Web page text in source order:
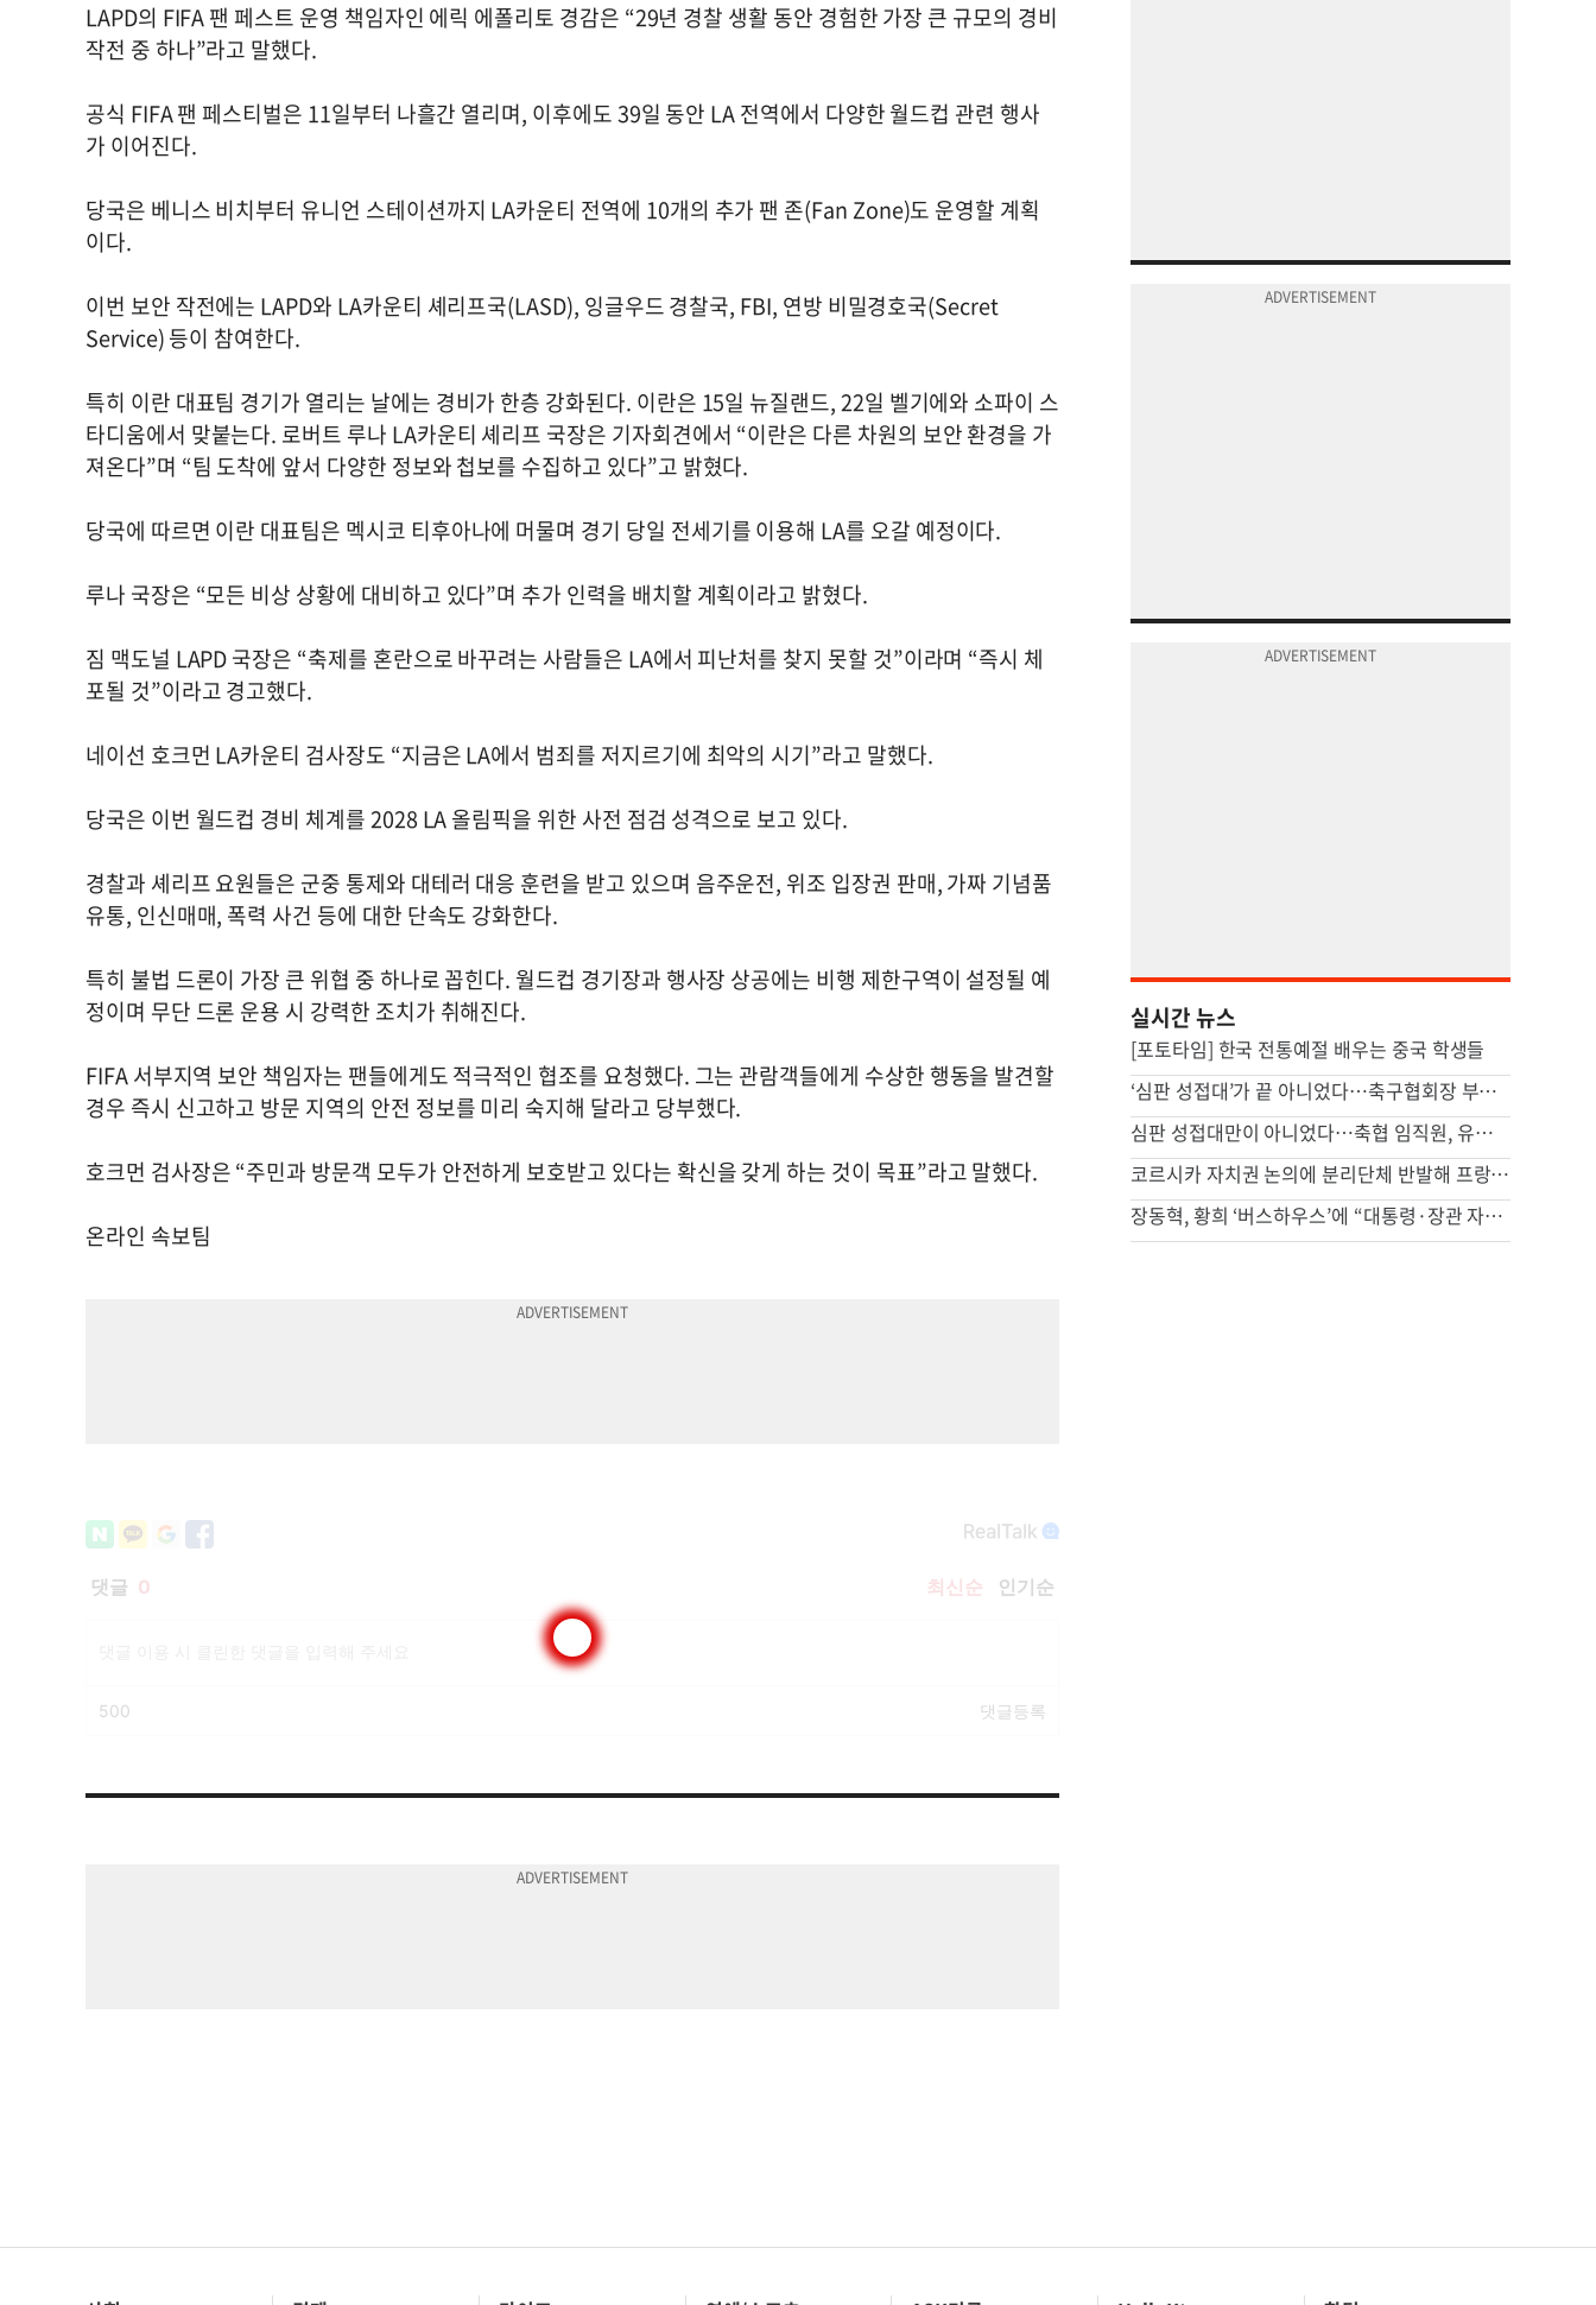
LAPD의 FIFA 팬 페스트 운영 책임자인 에릭 에폴리토 경감은 “29년 경찰 생활 동안 경험한 가장 큰 규모의 경비
작전 중 하나”라고 말했다.
공식 FIFA 팬 페스티벌은 11일부터 나흘간 열리며, 이후에도 39일 동안 LA 전역에서 다양한 월드컵 관련 행사
가 이어진다.
당국은 베니스 비치부터 유니언 스테이션까지 LA카운티 전역에 10개의 추가 팬 존(Fan Zone)도 운영할 계획
이다.
이번 보안 작전에는 LAPD와 LA카운티 셰리프국(LASD), 잉글우드 경찰국, FBI, 연방 비밀경호국(Secret
Service) 등이 참여한다.
특히 이란 대표팀 경기가 열리는 날에는 경비가 한층 강화된다. 이란은 15일 뉴질랜드, 22일 벨기에와 소파이 스
타디움에서 맞붙는다. 로버트 루나 LA카운티 셰리프 국장은 기자회견에서 “이란은 다른 차원의 보안 환경을 가
져온다”며 “팀 도착에 앞서 다양한 정보와 첩보를 수집하고 있다”고 밝혔다.
당국에 따르면 이란 대표팀은 멕시코 티후아나에 머물며 경기 당일 전세기를 이용해 LA를 오갈 예정이다.
루나 국장은 “모든 비상 상황에 대비하고 있다”며 추가 인력을 배치할 계획이라고 밝혔다.
짐 맥도널 LAPD 국장은 “축제를 혼란으로 바꾸려는 사람들은 LA에서 피난처를 찾지 못할 것”이라며 “즉시 체
포될 것”이라고 경고했다.
네이선 호크먼 LA카운티 검사장도 “지금은 LA에서 범죄를 저지르기에 최악의 시기”라고 말했다.
당국은 이번 월드컵 경비 체계를 2028 LA 올림픽을 위한 사전 점검 성격으로 보고 있다.
경찰과 셰리프 요원들은 군중 통제와 대테러 대응 훈련을 받고 있으며 음주운전, 위조 입장권 판매, 가짜 기념품
유통, 인신매매, 폭력 사건 등에 대한 단속도 강화한다.
특히 불법 드론이 가장 큰 위협 중 하나로 꼽힌다. 월드컵 경기장과 행사장 상공에는 비행 제한구역이 설정될 예
정이며 무단 드론 운용 시 강력한 조치가 취해진다.
FIFA 서부지역 보안 책임자는 팬들에게도 적극적인 협조를 요청했다. 그는 관람객들에게 수상한 행동을 발견할
경우 즉시 신고하고 방문 지역의 안전 정보를 미리 숙지해 달라고 당부했다.
호크먼 검사장은 “주민과 방문객 모두가 안전하게 보호받고 있다는 확신을 갖게 하는 것이 목표”라고 말했다.
온라인 속보팀
실시간 뉴스
[포토타임] 한국 전통예절 배우는 중국 학생들
‘심판 성접대’가 끝 아니었다…축구협회장 부인 해외출장에 법카 2억 ‘펑펑’
심판 성접대만이 아니었다…축협 임직원, 유흥·골프에 2억 펑펑
코르시카 자치권 논의에 분리단체 반발해 프랑스 본토인 위협
장동혁, 황희 ‘버스하우스’에 “대통령·장관 자녀부터 살아보면”